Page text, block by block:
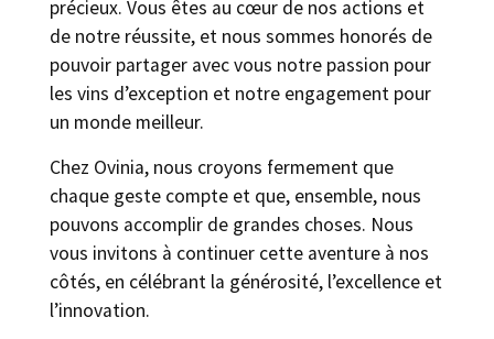
précieux. Vous êtes au cœur de nos actions et
de notre réussite, et nous sommes honorés de
pouvoir partager avec vous notre passion pour
les vins d’exception et notre engagement pour
un monde meilleur.
Chez Ovinia, nous croyons fermement que
chaque geste compte et que, ensemble, nous
pouvons accomplir de grandes choses. Nous
vous invitons à continuer cette aventure à nos
côtés, en célébrant la générosité, l’excellence et
l’innovation.